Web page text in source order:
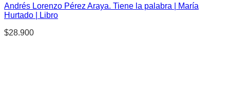
Andrés Lorenzo Pérez Araya. Tiene la palabra | María
Hurtado | Libro
$28.900